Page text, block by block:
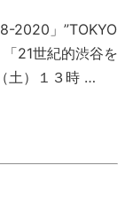
2020」”TOKYO
21世紀的渋谷を
土）１３時 …